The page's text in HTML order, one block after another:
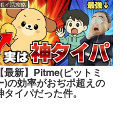
イ活攻略
【最新】Pitme(ピットミ
)の効率がおぢポ超えの
タイパだった件。